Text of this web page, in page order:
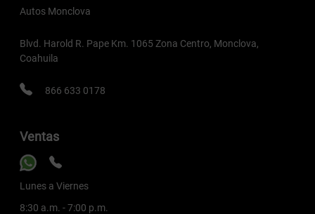
Autos Monclova
Blvd. Harold R. Pape Km. 1065 Zona Centro, Monclova,
Coahuila
866 633 0178
Ventas
Lunes a Viernes
8:30 a.m. - 7:00 p.m.